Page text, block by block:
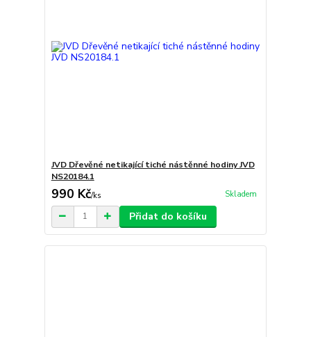
JVD Dřevěné netikající tiché nástěnné hodiny JVD
NS20184.1
990 Kč/ks Skladem
Přidat do košíku